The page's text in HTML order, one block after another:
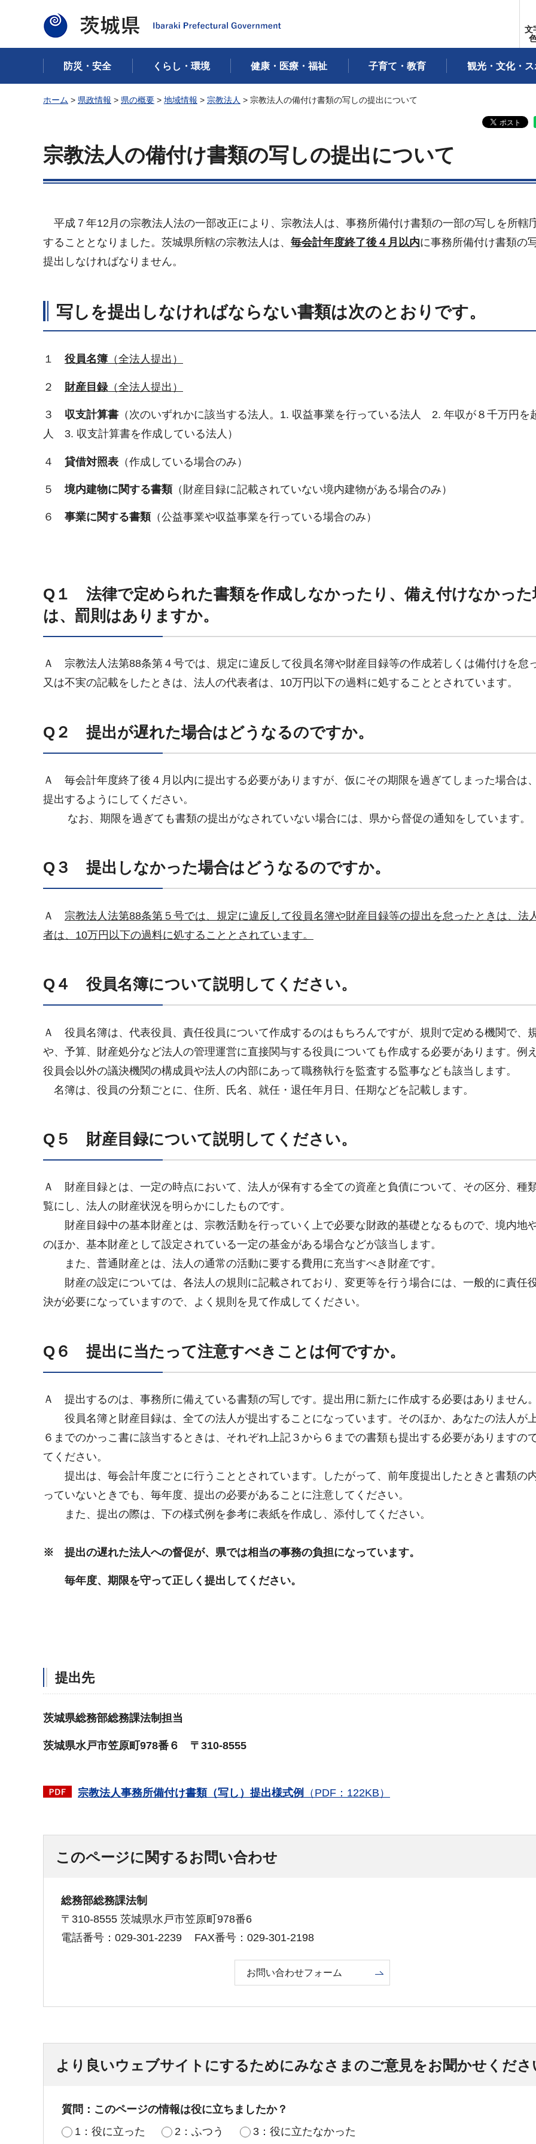
茨城県
文
防災・安全 くらし・環境 健康・医療・福祉 子育て・教育 観光・文化・
ホーム > 県政情報 > 県の概要 > 地域情報 > 宗教法人 > 宗教法人の備付け書類の写しの提出について
宗教法人の備付け書類の写しの提出について
平成７年12月の宗教法人法の一部改正により、宗教法人は、事務所備付け書類の一部の写しを所轄
することとなりました。 茨城県所轄の宗教法人は、 毎会計年度終了後４月以内に事務所備付け書類の
提出しなければなりません。
写しを提出しなければならない書類は次のとおりです。
１ 役員名簿 （全法人提出）
２ 財産目録（全法人提出）
３ 収支計算書 （次のいずれかに該当する法人。1. 収益事業を行っている法人 2. 年収が８千万円を
人 3. 収支計算書を作成している法人）
４ 貸借対照表 （作成している場合のみ）
５境内建物に関する書類（財産目録に記載されていない境内建物がある場合のみ）
６ 事業に関する書類 （公益事業や収益事業を行っている場合のみ）
Q１ 法律で定められた書類を作成しなかったり、備え付けなかった
は、罰則はありますか。
Ａ 宗教法人法第88条第４号では、規定に違反して役員名簿や財産目録等の作成若しくは備付けを怠
又は不実の記載をしたときは、法人の代表者は、10万円以下の過料に処することとされています。
Q２ 提出が遅れた場合はどうなるのですか。
Ａ 毎会計年度終了後４月以内に提出する必要がありますが、仮にその期限を過ぎてしまった場合は
提出するようにしてください。
なお、期限を過ぎても書類の提出がなされていない場合には、県から督促の通知をしています。
Q３ 提出しなかった場合はどうなるのですか。
Ａ 宗教法人法第88条第５号では、規定に違反して役員名簿や財産目録等の提出を怠ったときは、法
者は、10万円以下の過料に処することとされています。
Q４ 役員名簿について説明してください。
Ａ 役員名簿は、代表役員、責任役員について作成するのはもちろんですが、規則で定める機関で、
や、予算、財産処分など法人の管理運営に直接関与する役員についても作成する必要があります。例
役員会以外の議決機関の構成員や法人の内部にあって職務執行を監査する監事なども該当します。
名簿は、役員の分類ごとに、住所、氏名、就任・退任年月日、任期などを記載します。
Q５ 財産目録について説明してください。
Ａ 財産目録とは、一定の時点において、法人が保有する全ての資産と負債について、その区分、種
覧にし、法人の財産状況を明らかにしたものです。
財産目録中の基本財産とは、宗教活動を行っていく上で必要な財政的基礎となるもので、境内地
のほか、基本財産として設定されている一定の基金がある場合などが該当します。
また、普通財産とは、法人の通常の活動に要する費用に充当すべき財産です。
財産の設定については、各法人の規則に記載されており、変更等を行う場合には、一般的に責任
決が必要になっていますので、よく規則を見て作成してください。
Q６ 提出に当たって注意すべきことは何ですか。
Ａ 提出するのは、事務所に備えている書類の写しです。提出用に新たに作成する必要はありません
役員名簿と財産目録は、全ての法人が提出することになっています。そのほか、あなたの法人が
６までのかっこ書に該当するときは、それぞれ上記３から６までの書類も提出する必要がありますの
てください。
提出は、毎会計年度ごとに行うこととされています。したがって、前年度提出したときと書類の
っていないときでも、毎年度、提出の必要があることに注意してください。
また、提出の際は、下の様式例を参考に表紙を作成し、添付してください。
※ 提出の遅れた法人への督促が、県では相当の事務の負担になっています。
毎年度、期限を守って正しく提出してください。
提出先
茨城県総務部総務課法制担当
茨城県水戸市笠原町978番６ 〒310-8555
宗教法人事務所備付け書類（写し）提出様式例 （PDF：122KB）
このページに関するお問い合わせ
総務部総務課法制
〒310-8555 茨城県水戸市笠原町978番6
電話番号：029-301-2239
FAX番号：029-301-2198
お問い合わせフォーム
より良いウェブサイトにするためにみなさまのご意見をお聞かせくださ
質問：このページの情報は役に立ちましたか？
1：役に立った
2：ふつう 3：役に立たなかった